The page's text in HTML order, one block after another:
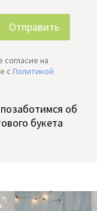
на
c Политикой
об
букета